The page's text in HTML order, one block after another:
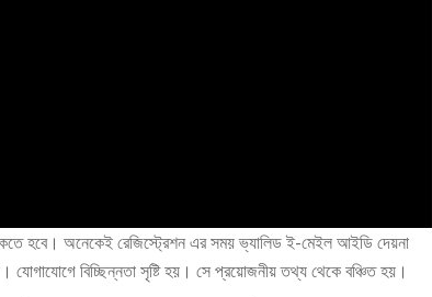
হবে। অনেকেই রেজিস্ট্রেশন এর সময় ভ্যালিড ই-মেইল আইডি দেয়না
বিচ্ছিন্নতা সৃষ্টি হয়। সে প্রয়োজনীয় তথ্য থেকে বঞ্চিত হয়।